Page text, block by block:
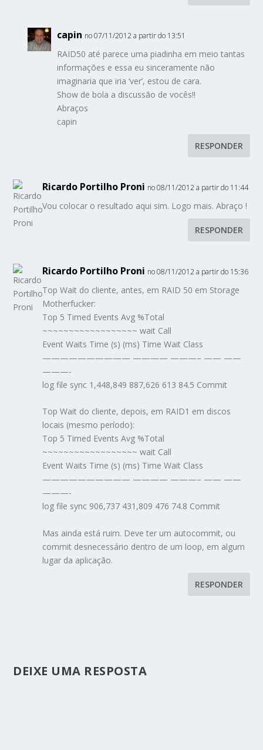
capin no 07/11/2012 a partir do 13:51
RAID50 até parece uma piadinha em meio tantas
informações e essa eu sinceramente não
imaginaria que iria ‘ver’, estou de cara.
Show de bola a discussão de vocês!!
Abraços
capin
RESPONDER
Ricardo Portilho Proni no 08/11/2012 a partir do 11:44
Vou colocar o resultado aqui sim. Logo mais. Abraço !
RESPONDER
Ricardo Portilho Proni no 08/11/2012 a partir do 15:36
Top Wait do cliente, antes, em RAID 50 em Storage
Motherfucker:
Top 5 Timed Events Avg %Total
~~~~~~~~~~~~~~~~~~ wait Call
Event Waits Time (s) (ms) Time Wait Class
—————————— ———— ———– —— ——
———-
log file sync 1,448,849 887,626 613 84.5 Commit
Top Wait do cliente, depois, em RAID1 em discos
locais (mesmo período):
Top 5 Timed Events Avg %Total
~~~~~~~~~~~~~~~~~~ wait Call
Event Waits Time (s) (ms) Time Wait Class
—————————— ———— ———– —— ——
———-
log file sync 906,737 431,809 476 74.8 Commit
Mas ainda está ruim. Deve ter um autocommit, ou
commit desnecessário dentro de um loop, em algum
lugar da aplicação.
RESPONDER
DEIXE UMA RESPOSTA